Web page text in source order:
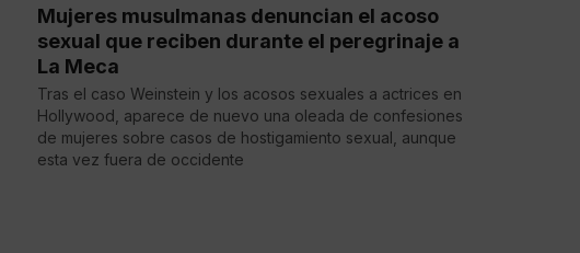
Mujeres musulmanas denuncian el acoso
sexual que reciben durante el peregrinaje a
La Meca
Tras el caso Weinstein y los acosos sexuales a actrices en
Hollywood, aparece de nuevo una oleada de confesiones
de mujeres sobre casos de hostigamiento sexual, aunque
esta vez fuera de occidente